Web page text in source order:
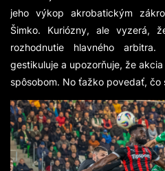
jeho výkop akrobatickým
Šimko. Kuriózny, ale vyzerá,
rozhodnutie hlavného
gestikuluje a upozorňuje, že
spôsobom. No ťažko povedať, čo